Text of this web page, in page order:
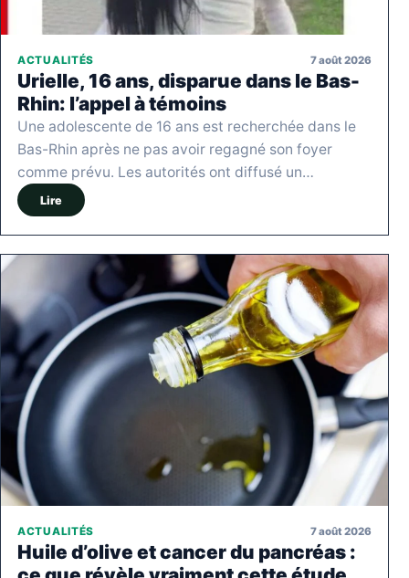
ACTUALITÉS 7 août 2026
Urielle, 16 ans, disparue dans le Bas-
Rhin: l’appel à témoins
Une adolescente de 16 ans est recherchée dans le
Bas-Rhin après ne pas avoir regagné son foyer
comme prévu. Les autorités ont diffusé un…
Lire
ACTUALITÉS 7 août 2026
Huile d’olive et cancer du pancréas :